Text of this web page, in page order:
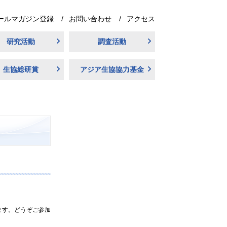
ルマガジン登録 お問い合わせ アクセス
研究活動 調査活動
生協総研賞 アジア生協協力基金
。どうぞご参加